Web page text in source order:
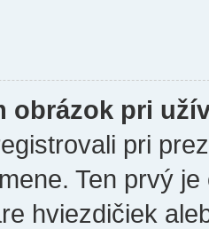
obrázok pri
pri
Ten prvý
hviezdičiek